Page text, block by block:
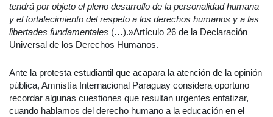
tendrá por objeto el pleno desarrollo de la personalidad humana
y el fortalecimiento del respeto a los derechos humanos y a las
libertades fundamentales (…).»Artículo 26 de la Declaración
Universal de los Derechos Humanos.
Ante la protesta estudiantil que acapara la atención de la opinión
pública, Amnistía Internacional Paraguay considera oportuno
recordar algunas cuestiones que resultan urgentes enfatizar,
cuando hablamos del derecho humano a la educación en el